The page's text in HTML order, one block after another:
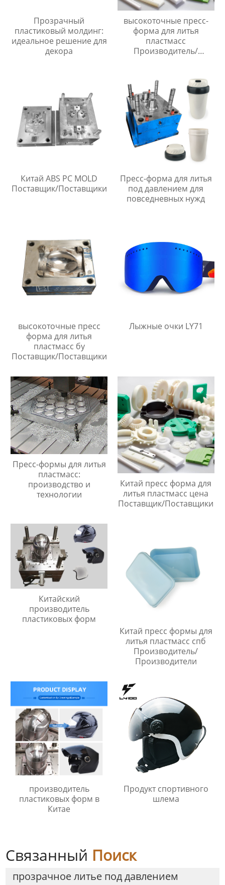
Прозрачный
пластиковый молдинг:
идеальное решение для
декора
высокоточные пресс-
форма для литья
пластмасс
Производитель/
Китай ABS PC MOLD
Поставщик/Поставщики
Пресс-форма для литья
под давлением для
повседневных нужд
высокоточные пресс
форма для литья
пластмасс бу
Поставщик/Поставщики
Лыжные очки LY71
Пресс-формы для литья
пластмасс:
производство и
технологии
Китай пресс форма для
литья пластмасс цена
Поставщик/Поставщики
Китайский
производитель
пластиковых форм
Китай пресс формы для
литья пластмасс спб
Производитель/
Производители
производитель
пластиковых форм в
Китае
Продукт спортивного
шлема
Связанный Поиск
прозрачное литье под давлением